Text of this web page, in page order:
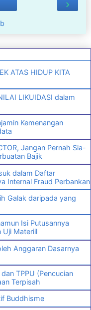
›
ATAS HIDUP KITA
LIKUIDASI dalam
Kemenangan
Jangan Pernah Sia-
Bajik
dalam Daftar
Internal Fraud Perbankan
Galak daripada yang
Isi Putusannya
Uji Materiil
Anggaran Dasarnya
TPPU (Pencucian
Terpisah
Buddhisme